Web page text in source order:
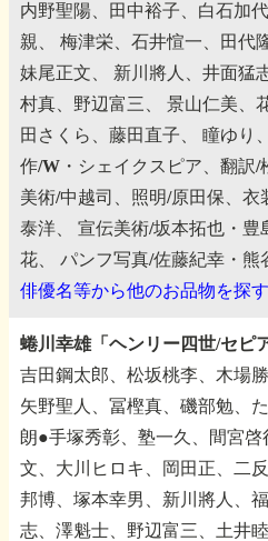
内野聖陽、田中裕子、白石加
親、
梅津栄、石井愃一、田代
妹尾正文、
新川將人、井面猛
村真、野辺富三、
景山仁美、
田さくら、藤田直子、
瞳ゆり
作/W・シェイクスピア、翻訳/
美術/中越司、照明/原田保、
泰洋、
宣伝美術/坂本拓也・豊
花、
パンフ写真/佐藤紀幸・熊
俳優名等から他のお品物を探す
蜷川幸雄「ヘンリー四世/セピ
吉田鋼太郎、松坂桃李、木場
矢野聖人、冨樫真、磯部勉、
朗●手塚秀彰、塾一久、間宮啓
文、大川ヒロキ、岡田正、二
邦博、塚本幸男、新川將人、
志、澤魁士、野辺富三、土井